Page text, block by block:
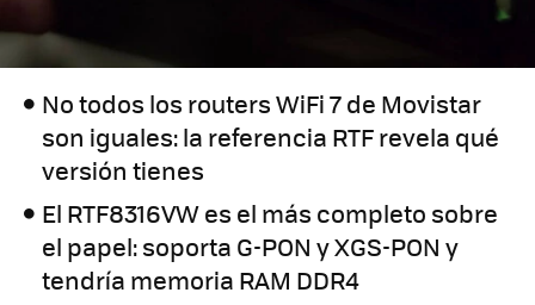
No todos los routers WiFi 7 de Movistar
son iguales: la referencia RTF revela qué
versión tienes
El RTF8316VW es el más completo sobre
el papel: soporta G-PON y XGS-PON y
tendría memoria RAM DDR4